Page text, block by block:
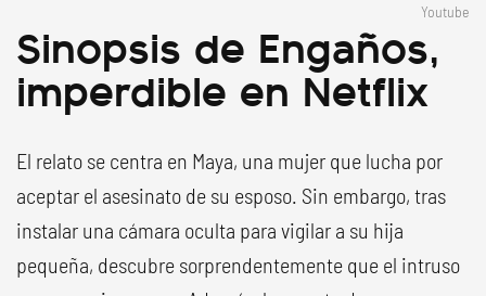
Youtube
Sinopsis de Engaños,
imperdible en Netflix
El relato se centra en Maya, una mujer que lucha por
aceptar el asesinato de su esposo. Sin embargo, tras
instalar una cámara oculta para vigilar a su hija
pequeña, descubre sorprendentemente que el intruso